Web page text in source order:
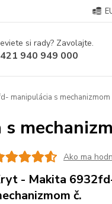
si rady? Zavolajte.
940 949 000
manipulácia s mechanizmom
Ako ma
- Makita
č.